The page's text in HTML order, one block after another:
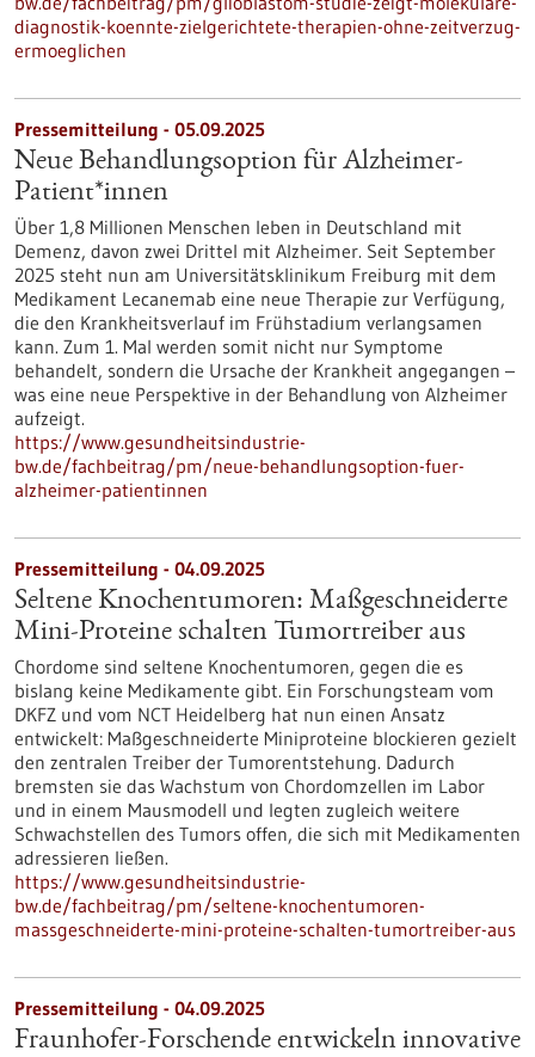
diagnostik-koennte-zielgerichtete-therapien-ohne-zeitverzug-
ermoeglichen
Pressemitteilung - 05.09.2025
Neue Behandlungsoption für Alzheimer-
Patient*innen
Über 1,8 Millionen Menschen leben in Deutschland mit
Demenz, davon zwei Drittel mit Alzheimer. Seit September
2025 steht nun am Universitätsklinikum Freiburg mit dem
Medikament Lecanemab eine neue Therapie zur Verfügung,
die den Krankheitsverlauf im Frühstadium verlangsamen
kann. Zum 1. Mal werden somit nicht nur Symptome
behandelt, sondern die Ursache der Krankheit angegangen –
was eine neue Perspektive in der Behandlung von Alzheimer
aufzeigt.
https://www.gesundheitsindustrie-
bw.de/fachbeitrag/pm/neue-behandlungsoption-fuer-
alzheimer-patientinnen
Pressemitteilung - 04.09.2025
Seltene Knochentumoren: Maßgeschneiderte
Mini-Proteine schalten Tumortreiber aus
Chordome sind seltene Knochentumoren, gegen die es
bislang keine Medikamente gibt. Ein Forschungsteam vom
DKFZ und vom NCT Heidelberg hat nun einen Ansatz
entwickelt: Maßgeschneiderte Miniproteine blockieren gezielt
den zentralen Treiber der Tumorentstehung. Dadurch
bremsten sie das Wachstum von Chordomzellen im Labor
und in einem Mausmodell und legten zugleich weitere
Schwachstellen des Tumors offen, die sich mit Medikamenten
adressieren ließen.
https://www.gesundheitsindustrie-
bw.de/fachbeitrag/pm/seltene-knochentumoren-
massgeschneiderte-mini-proteine-schalten-tumortreiber-aus
Pressemitteilung - 04.09.2025
Fraunhofer-Forschende entwickeln innovative